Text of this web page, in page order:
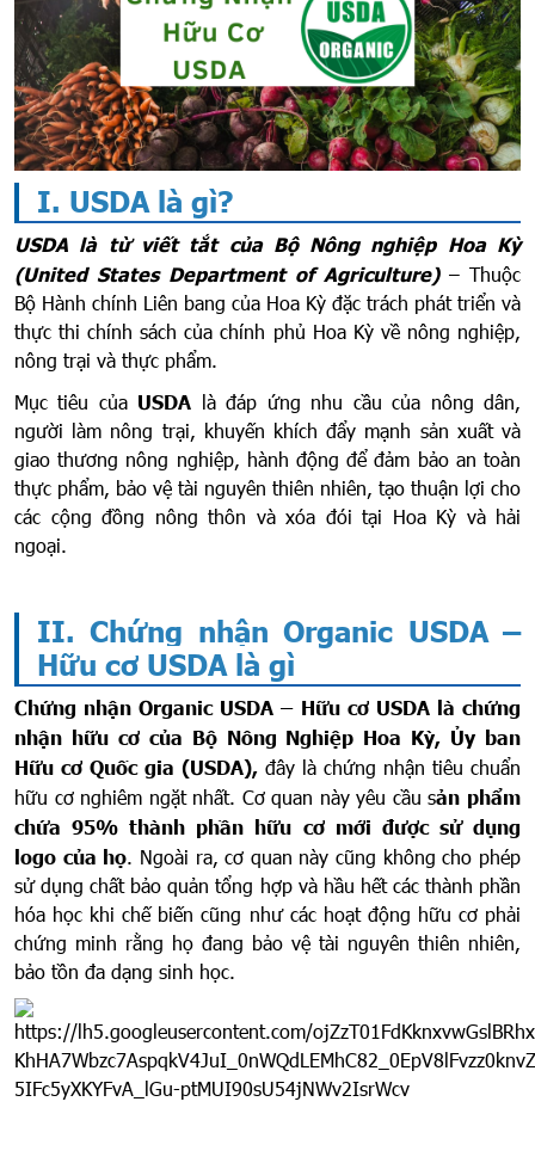
I. USDA là gì?
USDA là từ viết tắt của Bộ Nông nghiệp Hoa Kỳ
(United States Department of Agriculture)– Thuộc
Bộ Hành chính Liên bang của Hoa Kỳ đặc trách phát triển và
thực thi chính sách của chính phủ Hoa Kỳ về nông nghiệp,
nông trại và thực phẩm.
Mục tiêu của USDA là đáp ứng nhu cầu của nông dân,
người làm nông trại, khuyến khích đẩy mạnh sản xuất và
giao thương nông nghiệp, hành động để đảm bảo an toàn
thực phẩm, bảo vệ tài nguyên thiên nhiên, tạo thuận lợi cho
các cộng đồng nông thôn và xóa đói tại Hoa Kỳ và hải
ngoại.
II. Chứng nhận Organic USDA –
Hữu cơ USDA là gì
Chứng nhận Organic USDA – Hữu cơ USDA là chứng
nhận hữu cơ của Bộ Nông Nghiệp Hoa Kỳ, Ủy ban
Hữu cơ Quốc gia (USDA), đây là chứng nhận tiêu chuẩn
hữu cơ nghiêm ngặt nhất. Cơ quan này yêu cầu sản phẩm
chứa 95% thành phần hữu cơ mới được sử dụng
logo của họ. Ngoài ra, cơ quan này cũng không cho phép
sử dụng chất bảo quản tổng hợp và hầu hết các thành phần
hóa học khi chế biến cũng như các hoạt động hữu cơ phải
chứng minh rằng họ đang bảo vệ tài nguyên thiên nhiên,
bảo tồn đa dạng sinh học.